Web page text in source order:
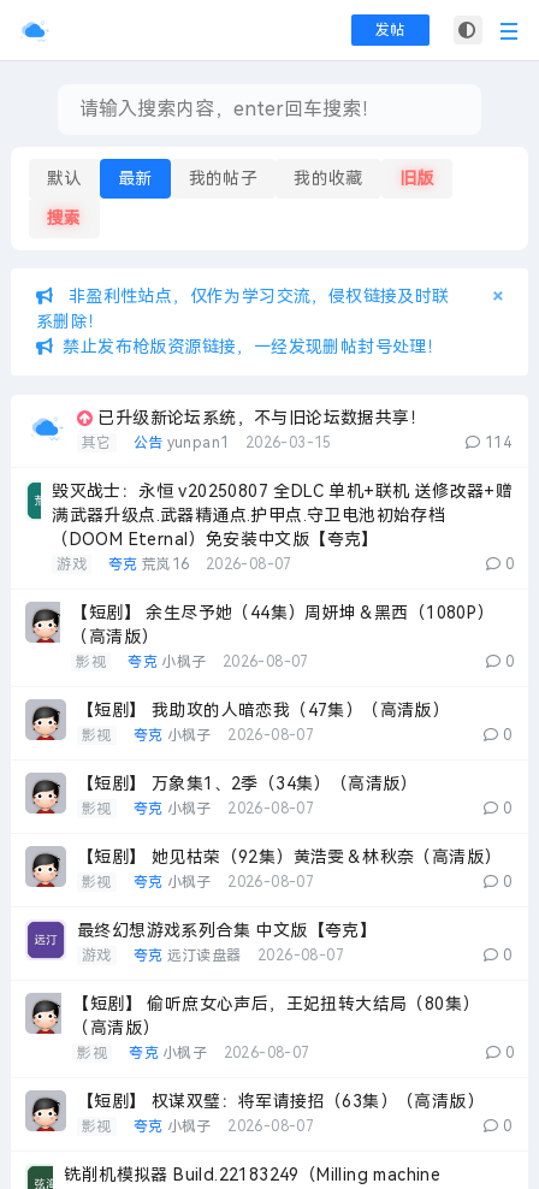
发帖
默认 最新 我的帖子 我的收藏 旧版
搜索
非盈利性站点，仅作为学习交流，侵权链接及时联
系删除！
×
禁止发布枪版资源链接，一经发现删帖封号处理！
×
已升级新论坛系统，不与旧论坛数据共享！
其它 公告 yunpan1 2026-03-15 114
毁灭战士：永恒 v20250807 全DLC 单机+联机 送修改器+赠
满武器升级点.武器精通点.护甲点.守卫电池初始存档
（DOOM Eternal）免安装中文版【夸克】
游戏 夸克 荒岚16 2026-08-07 0
【短剧】 余生尽予她（44集）周妍坤＆黑西（1080P）
（高清版）
影视 夸克 小枫子 2026-08-07 0
【短剧】 我助攻的人暗恋我（47集）（高清版）
影视 夸克 小枫子 2026-08-07 0
【短剧】 万象集1、2季（34集）（高清版）
影视 夸克 小枫子 2026-08-07 0
【短剧】 她见枯荣（92集）黄浩雯＆林秋奈（高清版）
影视 夸克 小枫子 2026-08-07 0
最终幻想游戏系列合集 中文版【夸克】
游戏 夸克 远汀读盘器 2026-08-07 0
【短剧】 偷听庶女心声后，王妃扭转大结局（80集）
（高清版）
影视 夸克 小枫子 2026-08-07 0
【短剧】 权谋双璧：将军请接招（63集）（高清版）
影视 夸克 小枫子 2026-08-07 0
铣削机模拟器 Build.22183249（Milling machine